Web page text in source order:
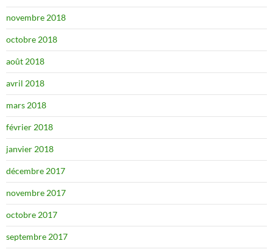
novembre 2018
octobre 2018
août 2018
avril 2018
mars 2018
février 2018
janvier 2018
décembre 2017
novembre 2017
octobre 2017
septembre 2017